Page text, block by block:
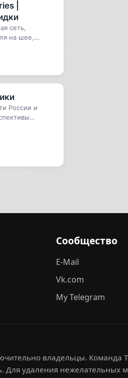
|
сеть,
на шее,
России и
Сообщество
E-Mail
Vk.com
My Telegram
владельцы. Команда
Для удаления нежелательных